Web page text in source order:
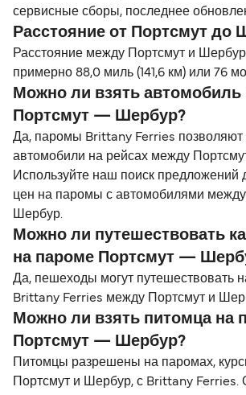
сервисные сборы, последнее
Расстояние от Портсмут до
Расстояние между Портсмут и Шербур
примерно 88,0 миль (141,6 км) или 76
Можно ли взять автомобиль
Портсмут — Шербур?
Да, паромы Brittany Ferries позволяют
автомобили на рейсах между
Используйте наш поиск предложений
цен на паромы с автомобилями между
Шербур.
Можно ли путешествовать
на пароме Портсмут —
Да, пешеходы могут путешествовать
Brittany Ferries между Портсмут и
Можно ли взять питомца на
Портсмут — Шербур?
Питомцы разрешены на паромах,
Портсмут и Шербур, с Brittany Ferries.